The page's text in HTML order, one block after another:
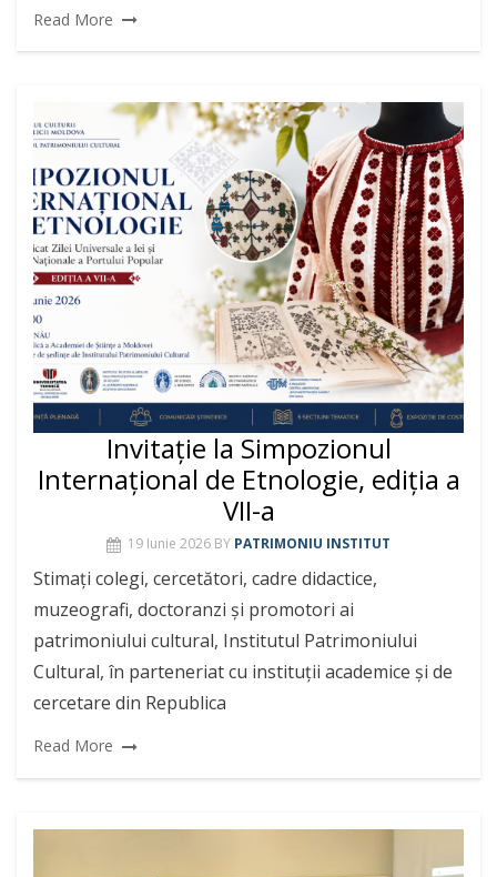
Read More
Invitație la Simpozionul
Internațional de Etnologie, ediția a
VII-a
19 Iunie 2026 BY PATRIMONIU INSTITUT
Stimați colegi, cercetători, cadre didactice,
muzeografi, doctoranzi și promotori ai
patrimoniului cultural, Institutul Patrimoniului
Cultural, în parteneriat cu instituții academice și de
cercetare din Republica
Read More